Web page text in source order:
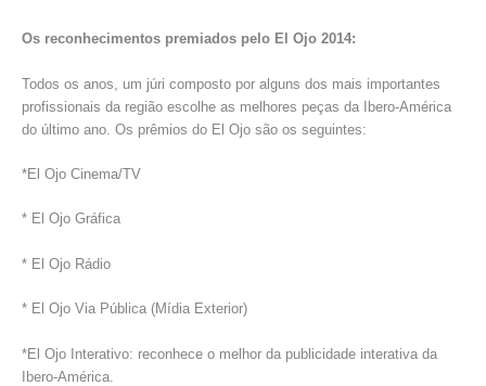
Os reconhecimentos premiados pelo El Ojo 2014:
Todos os anos, um júri composto por alguns dos mais importantes
profissionais da região escolhe as melhores peças da Ibero-América
do último ano. Os prêmios do El Ojo são os seguintes:
*El Ojo Cinema/TV
* El Ojo Gráfica
* El Ojo Rádio
* El Ojo Via Pública (Mídia Exterior)
*El Ojo Interativo: reconhece o melhor da publicidade interativa da
Ibero-América.